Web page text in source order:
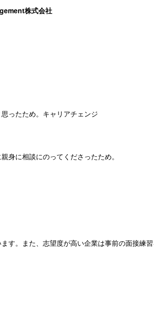
株式会社
ったため。キャリアチェンジ
身に相談にのってくださったため。
す。また、志望度が高い企業は事前の面接練